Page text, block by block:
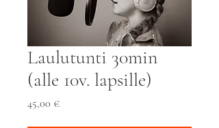
Laulutunti 30min
(alle 10v. lapsille)
45,00 €Hinta